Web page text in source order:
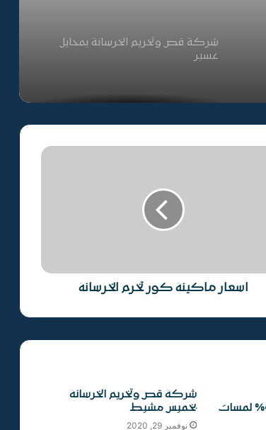
شركة قص وتخريم الخرسانة بمحايل
عسير
شركة قص وتخريم الخرسانة بالجوف
شركة قص وتخريم الخرسانة بعرعر
شركة قص وتخريم الخرسانة بسكاكا
اسعار ماكينة كور تخرم الخرسانة
0545963183 خصم 40% لمسات
شركة قص وتخريم الخرسانة
بخميس مشيط
نوفمبر 29, 2020